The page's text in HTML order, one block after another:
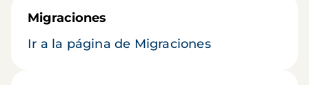
Migraciones
Ir a la página de Migraciones